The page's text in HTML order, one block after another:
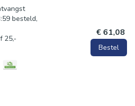
deze levendige en stijlvolle
besteld,
25,-
€ 61,08
Bestel